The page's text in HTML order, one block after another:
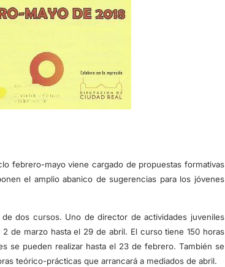
febrero-mayo viene cargado de propuestas formativas
el amplio abanico de sugerencias para los jóvenes
dos cursos. Uno de director de actividades juveniles
de marzo hasta el 29 de abril. El curso tiene 150 horas
se pueden realizar hasta el 23 de febrero. También se
teórico-prácticas que arrancará a mediados de abril.